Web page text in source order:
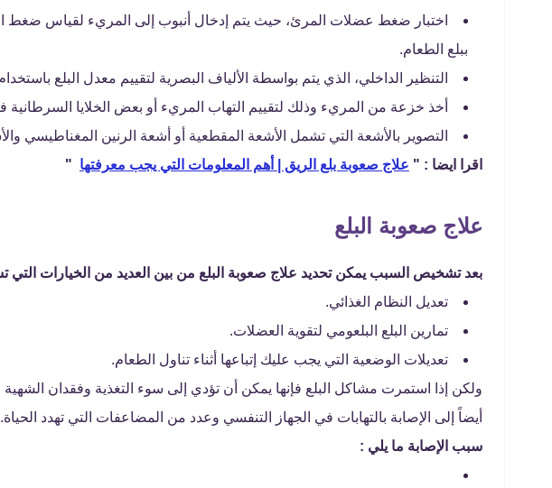
اختبار ضغط عضلات المرئ، حيث يتم إدخال أنبوب إلى المريء لقياس ضغط
ببلع الطعام.
التنظير الداخلي، الذي يتم بواسطة الألياف البصرية لتقييم معدل البلع
أخذ خزعة من المريء وذلك لتقييم التهاب المريء أو بعض الخلايا السرطانية
التصوير بالأشعة التي تشمل الأشعة المقطعية أو أشعة الرنين المغناطيسي
اقرا ايضا : " علاج صعوبة بلع الريق | أهم المعلومات التي يجب معرفتها "
علاج صعوبة البلع
بعد تشخيص السبب يمكن تحديد علاج صعوبة البلع من بين العديد من الخيارات التي
تعديل النظام الغذائي.
تمارين البلع البلعومي لتقوية العضلات.
تعديلات الوضعية التي يجب عليك إتباعها أثناء تناول الطعام.
ولكن إذا استمرت مشاكل البلع فإنها يمكن أن تؤدي إلى سوء التغذية وفقدان
أيضاً إلى الإصابة بالتهابات في الجهاز التنفسي وعدد من المضاعفات التي تهدد الحياة.
سبب الإصابة ما يلي :